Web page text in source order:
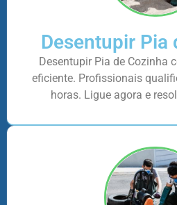
Desentupir Pia
Desentupir Pia de Cozinha
eficiente. Profissionais
horas. Ligue agora e